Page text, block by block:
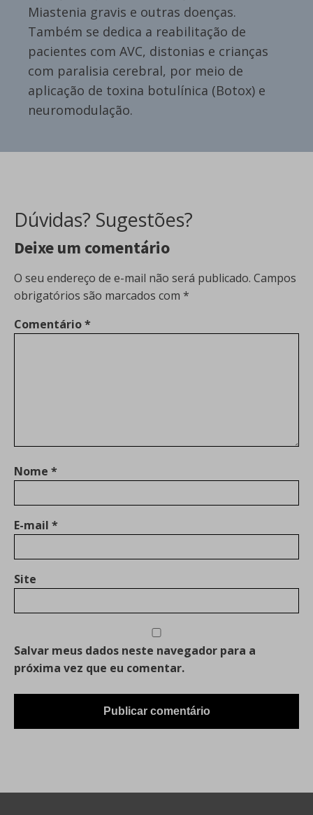
Miastenia gravis e outras doenças.
Também se dedica a reabilitação de
pacientes com AVC, distonias e crianças
com paralisia cerebral, por meio de
aplicação de toxina botulínica (Botox) e
neuromodulação.
Dúvidas? Sugestões?
Deixe um comentário
O seu endereço de e-mail não será publicado. Campos
obrigatórios são marcados com *
Comentário*
Nome *
E-mail *
Site
Salvar meus dados neste navegador para a
próxima vez que eu comentar.